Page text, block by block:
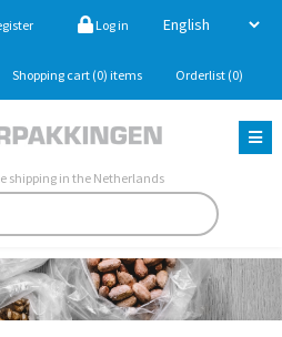
Log in
Shopping cart (0) items Orderlist (0)
shipping in the Netherlands